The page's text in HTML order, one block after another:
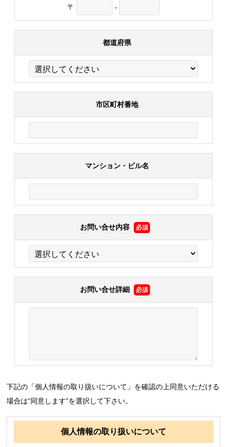
〒 -
都道府県
市区町村番地
マンション・ビル名
お問い合せ内容 必須
お問い合せ詳細 必須
下記の「個人情報の取り扱いについて」を確認の上同意いただける
場合は“同意します”を選択して下さい。
個人情報の取り扱いについて